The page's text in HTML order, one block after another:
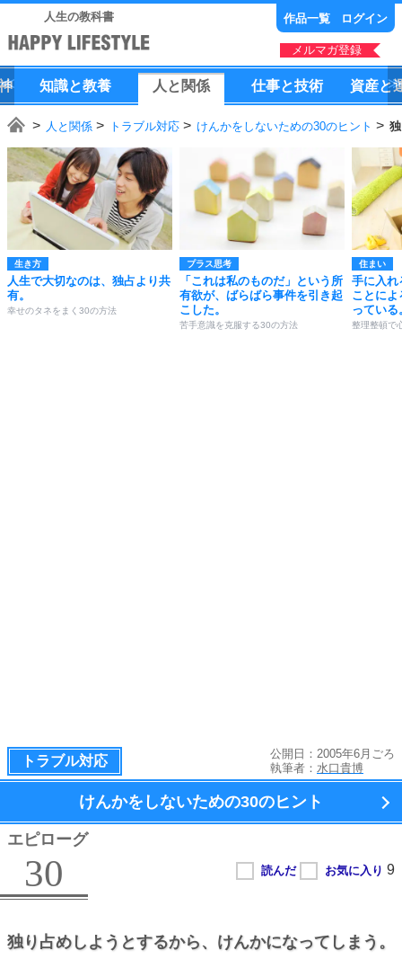
人生の教科書 作品一覧 ログイン
メルマガ登録
知識と教養 人 と 関係 仕事と技術 資産と
人と関係 トラブル対応 けんかをしないための30のヒント
生き方
人生で大切なのは、独占より共
有。
幸せのタネをまく30の方法
プラス思考
「これは私のものだ」という所
有欲が、ばらばら事件を引き起
こした。
苦手意識を克服する30の方法
住まい
手に入れ
ことに
っている
整理整頓で
トラブル対応
公開日：2005年6月ごろ
執筆者： 水口貴博
けんかをしないための30のヒント
エピローグ
30
独り占めしようとするから、 けんかになってしまう。